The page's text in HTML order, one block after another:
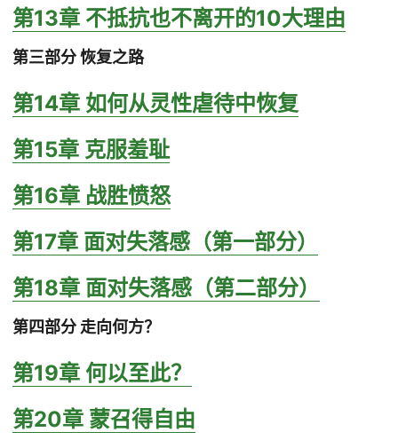
第13章 不抵抗也不离开的10大理由
第三部分 恢复之路
第14章 如何从灵性虐待中恢复
第15章 克服羞耻
第16章 战胜愤怒
第17章 面对失落感（第一部分）
第18章 面对失落感（第二部分）
第四部分 走向何方？
第19章 何以至此？
第20章 蒙召得自由